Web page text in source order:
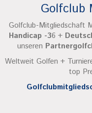
Golfclub
Golfclub-Mitgliedschaft
Handicap -36 +
unseren
Weltweit Golfen +
top